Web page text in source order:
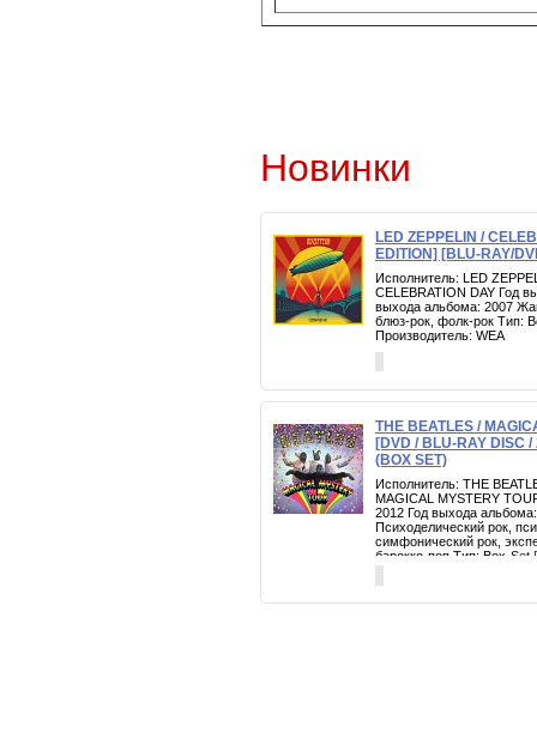
Новинки
LED ZEPPELIN /
EDITION] [BLU-RAY/
Исполнитель: LED
CELEBRATION DAY Год
выхода альбома: 2007
блюз-рок, фолк-рок Тип:
Производитель: WEA
THE BEATLES /
[DVD / BLU-RAY DISC
(BOX SET)
Исполнитель: THE
MAGICAL MYSTERY
2012 Год выхода
Психоделический рок,
симфонический рок,
барокко-поп Тип: Box-Set
45rpm 7" VINYL EPs